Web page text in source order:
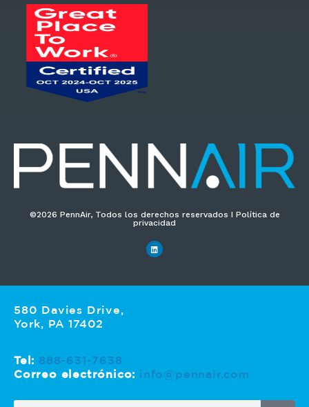
©2026 PennAir, Todos los derechos reservados I Política de
privacidad
580 Davies Drive,
York, PA 17402
Tel: 888-631-7638
Correo electrónico: info@pennair.com